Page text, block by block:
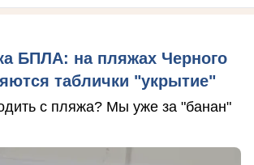
БПЛА: на пляжах Черного
таблички "укрытие"
с пляжа? Мы уже за "банан"